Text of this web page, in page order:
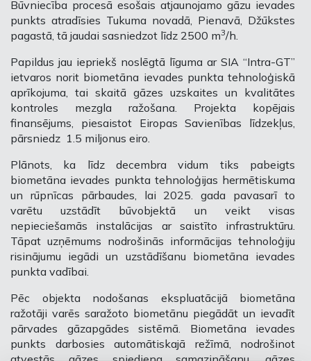
Būvniecība procesā esošais atjaunojamo gāzu ievades
punkts atradīsies Tukuma novadā, Pienavā, Džūkstes
pagastā, tā jaudai sasniedzot līdz 2500 m3/h.
Papildus jau iepriekš noslēgtā līguma ar SIA “Intra-GT”
ietvaros norit biometāna ievades punkta tehnoloģiskā
aprīkojuma, tai skaitā gāzes uzskaites un kvalitātes
kontroles mezgla ražošana. Projekta kopējais
finansējums, piesaistot Eiropas Savienības līdzekļus,
pārsniedz 1.5 miljonus eiro.
Plānots, ka līdz decembra vidum tiks pabeigts
biometāna ievades punkta tehnoloģijas hermētiskuma
un rūpnīcas pārbaudes, lai 2025. gada pavasarī to
varētu uzstādīt būvobjektā un veikt visas
nepieciešamās instalācijas ar saistīto infrastruktūru.
Tāpat uzņēmums nodrošinās informācijas tehnoloģiju
risinājumu iegādi un uzstādīšanu biometāna ievades
punkta vadībai.
Pēc objekta nodošanas ekspluatācijā biometāna
ražotāji varēs saražoto biometānu piegādāt un ievadīt
pārvades gāzapgādes sistēmā. Biometāna ievades
punkts darbosies automātiskajā režīmā, nodrošinot